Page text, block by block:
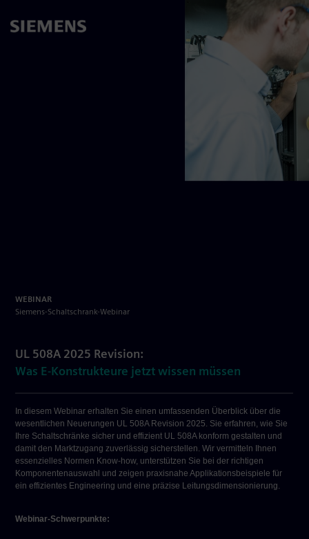
WEBINAR
Siemens-Schaltschrank-Webinar
UL 508A 2025 Revision:
Was E-Konstrukteure jetzt wissen müssen
In diesem Webinar erhalten Sie einen umfassenden Überblick über die
wesentlichen Neuerungen UL 508A Revision 2025. Sie erfahren, wie Sie
Ihre Schaltschränke sicher und effizient UL 508A konform gestalten und
damit den Marktzugang zuverlässig sicherstellen. Wir vermitteln Ihnen
essenzielles Normen Know-how, unterstützen Sie bei der richtigen
Komponentenauswahl und zeigen praxisnahe Applikationsbeispiele für
ein effizientes Engineering und eine präzise Leitungsdimensionierung.
Webinar-Schwerpunkte: